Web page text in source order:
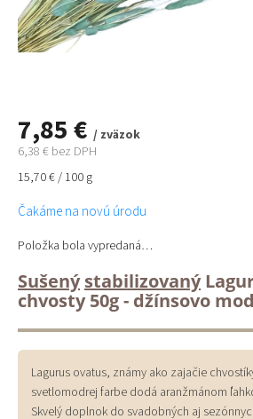
7,85 € / zväzok
6,38 € bez DPH
Jednotková
15,70 € / 100 g
Čakáme na novú úrodu
Položka bola vypredaná…
Sušený stabilizovaný
chvosty 50g - džínsovo
Lagurus ovatus, známy ako zajačie
svetlomodrej farbe dodá aranžmánom
Skvelý doplnok do svadobných aj